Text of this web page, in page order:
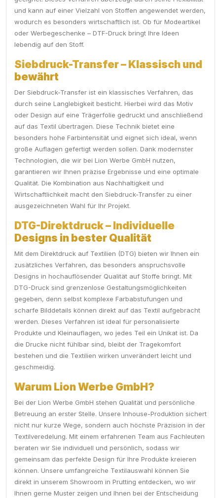
und kann auf einer Vielzahl von Stoffen angewendet werden,
wodurch es besonders wirtschaftlich ist. Ob für Modeartikel
oder Werbegeschenke – DTF-Druck bringt Ihre Ideen
lebendig auf den Stoff.
Siebdruck-Transfer – Klassisch und
bewährt
Der Siebdruck-Transfer ist ein klassisches Verfahren, das
durch seine Langlebigkeit besticht. Hierbei wird das Motiv
oder Design auf eine Trägerfolie gedruckt und anschließend
auf das Textil übertragen. Diese Technik bietet eine
besonders hohe Farbintensität und eignet sich ideal, wenn
große Auflagen gefertigt werden sollen. Dank modernster
Technologien, die wir bei Lion Werbe GmbH nutzen,
garantieren wir Ihnen präzise Ergebnisse und eine optimale
Qualität. Die Kombination aus Nachhaltigkeit und
Wirtschaftlichkeit macht den Siebdruck-Transfer zu einer
ausgezeichneten Wahl für Ihr Projekt.
DTG-Direktdruck – Individuelle
Designs in bester Qualität
Mit dem Direktdruck auf Textilien (DTG) bieten wir Ihnen ein
zusätzliches Verfahren, das besonders anspruchsvolle
Designs in hochauflösender Qualität auf Stoffe bringt. Mit
DTG-Druck sind grenzenlose Gestaltungsmöglichkeiten
gegeben, denn selbst komplexe Farbabstufungen und
scharfe Bilddetails können direkt auf das Textil aufgebracht
werden. Dieses Verfahren ist ideal für personalisierte
Produkte und Kleinauflagen, wo jedes Teil ein Unikat ist. Da
die Drucke nicht fühlbar sind, bleibt der Tragekomfort
bestehen und die Textilien wirken unverändert leicht und
geschmeidig.
Warum Lion Werbe GmbH?
Bei der Lion Werbe GmbH stehen Qualität und persönliche
Betreuung an erster Stelle. Unsere Inhouse-Produktion sichert
nicht nur kurze Wege, sondern auch höchste Präzision in der
Textilveredelung. Mit einem erfahrenen Team aus Fachleuten
beraten wir Sie individuell und persönlich, sodass wir
gemeinsam das perfekte Design für Ihre Produkte kreieren
können. Unsere umfangreiche Textilauswahl können Sie
direkt in unserem Showroom in Prutting entdecken, wo wir
Ihnen gerne Muster zeigen und Ihnen bei der Entscheidung